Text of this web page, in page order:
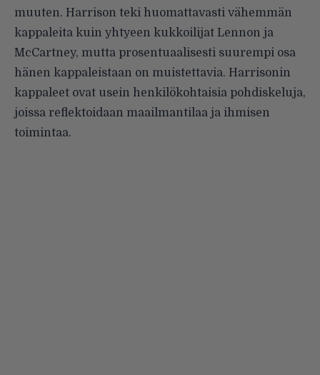
muuten. Harrison teki huomattavasti vähemmän
kappaleita kuin yhtyeen kukkoilijat Lennon ja
McCartney, mutta prosentuaalisesti suurempi osa
hänen kappaleistaan on muistettavia. Harrisonin
kappaleet ovat usein henkilökohtaisia pohdiskeluja,
joissa reflektoidaan maailmantilaa ja ihmisen
toimintaa.